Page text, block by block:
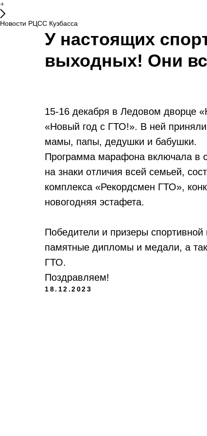
+
Новости РЦСС Кузбасса
У настоящих
выходных! Они
15-16 декабря в Ледовом дворце
«Новый год с ГТО!». В ней
мамы, папы, дедушки и бабушки.
Программа марафона включала в
на знаки отличия всей семьей,
комплекса «Рекордсмен ГТО»,
новогодняя эстафета.
Победители и призеры
памятные дипломы и медали, а
ГТО.
Поздравляем!
18.12.2023